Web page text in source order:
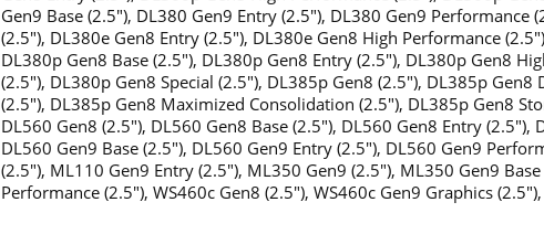
Gen9 Base (2.5"), DL380 Gen9 Entry (2.5"), DL380 Gen9 Performance
(2.5"), DL380e Gen8 Entry (2.5"), DL380e Gen8 High Performance
DL380p Gen8 Base (2.5"), DL380p Gen8 Entry (2.5"), DL380p Gen8
(2.5"), DL380p Gen8 Special (2.5"), DL385p Gen8 (2.5"), DL385p
(2.5"), DL385p Gen8 Maximized Consolidation (2.5"), DL385p Gen8
DL560 Gen8 (2.5"), DL560 Gen8 Base (2.5"), DL560 Gen8 Entry
DL560 Gen9 Base (2.5"), DL560 Gen9 Entry (2.5"), DL560 Gen9
(2.5"), ML110 Gen9 Entry (2.5"), ML350 Gen9 (2.5"), ML350 Gen9
Performance (2.5"), WS460c Gen8 (2.5"), WS460c Gen9 Graphics